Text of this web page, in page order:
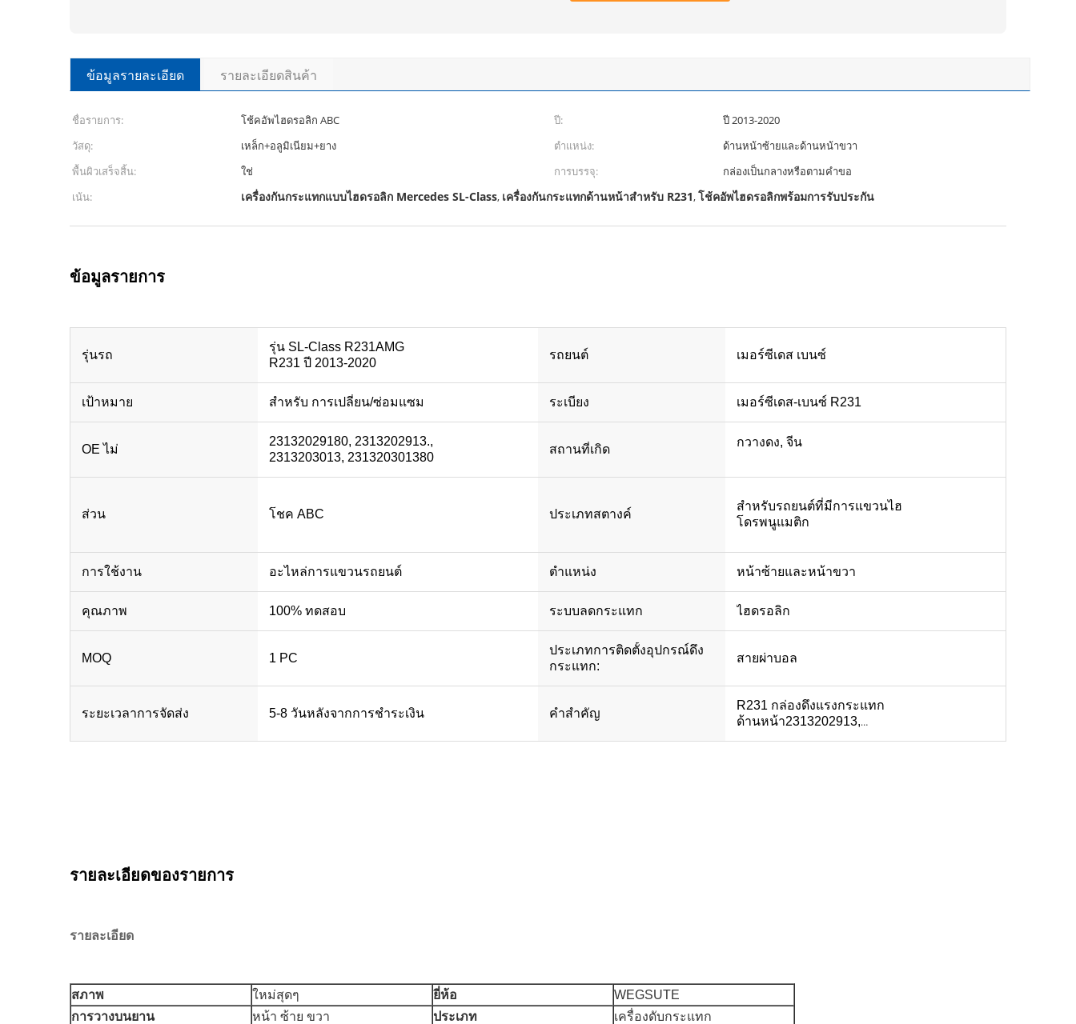
ข้อมูลรายละเอียด รายละเอียดสินค้า
ชื่อรายการ: โช้คอัพไฮดรอลิก ABC ปี:
ปี 2013-2020
วัสดุ:
เหล็ก+อลูมิเนียม+ยาง ตำแหน่ง:
ด้านหน้าซ้ายและด้านหน้าขวา
พื้นผิวเสร็จสิ้น:
ใช่ การบรรจุ:
กล่องเป็นกลางหรือตามคำขอ
เน้น:
เครื่องกันกระแทกแบบไฮดรอลิก Mercedes SL-Class, เครื่องกันกระแทกด้านหน้าสําหรับ R231,โช้คอัพไฮดรอลิกพร้อมการรับประกัน
ข้อมูลรายการ
รุ่นรถ
รุ่น SL-Class R231AMG
R231 ปี 2013-2020
รถยนต์ เมอร์ซีเดส เบนซ์
เป้าหมาย สําหรับ การเปลี่ยน/ซ่อมแซม ระเบียง เมอร์ซีเดส-เบนซ์ R231
OE ไม่
23132029180, 2313202913.,
2313203013, 231320301380
สถานที่เกิด
กวางดง, จีน
ส่วน โชค ABC ประเภทสตางค์
สําหรับรถยนต์ที่มีการแขวนไฮ
โดรพนูแมติก
การใช้งาน อะไหล่การแขวนรถยนต์ ตําแหน่ง หน้าซ้ายและหน้าขวา
คุณภาพ 100% ทดสอบ ระบบลดกระแทก ไฮดรอลิก
MOQ 1 PC
ประเภทการติดตั้งอุปกรณ์ดึง
กระแทก:
สายผ่าบอล
ระยะเวลาการจัดส่ง 5-8 วันหลังจากการชําระเงิน คําสําคัญ
R231 กล่องดึงแรงกระแทก
ด้านหน้า2313202913,
รายละเอียดของรายการ
รายละเอียด
สภาพ ใหม่สุดๆ ยี่ห้อ
WEGSUTE
การวางบนยาน
หน้า ซ้าย ขวา ประเภท
เครื่องดับกระแทก